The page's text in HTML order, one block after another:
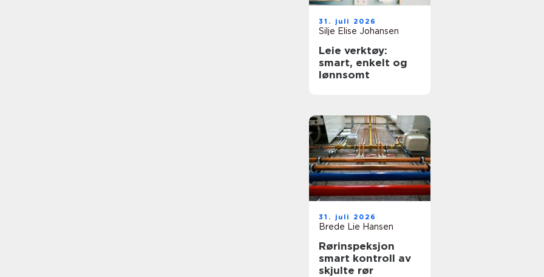
31. juli 2026
Silje Elise Johansen
Leie verktøy:
smart, enkelt og
lønnsomt
31. juli 2026
Brede Lie Hansen
Rørinspeksjon
smart kontroll av
skjulte rør